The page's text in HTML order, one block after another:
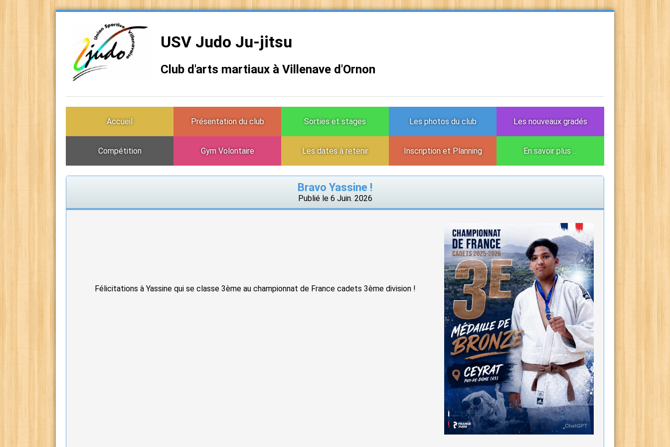
USV Judo Ju-jitsu
Club d'arts martiaux à Villenave d'Ornon
Accueil Présentation du club Sorties et stages Les photos du club Les nouveaux gradés
Compétition Gym Volontaire Les dates à retenir Inscription et Planning En savoir plus …
Bravo Yassine !
Publié le 6 Juin. 2026
Félicitations à Yassine qui se classe 3ème au championnat de France cadets 3ème division !